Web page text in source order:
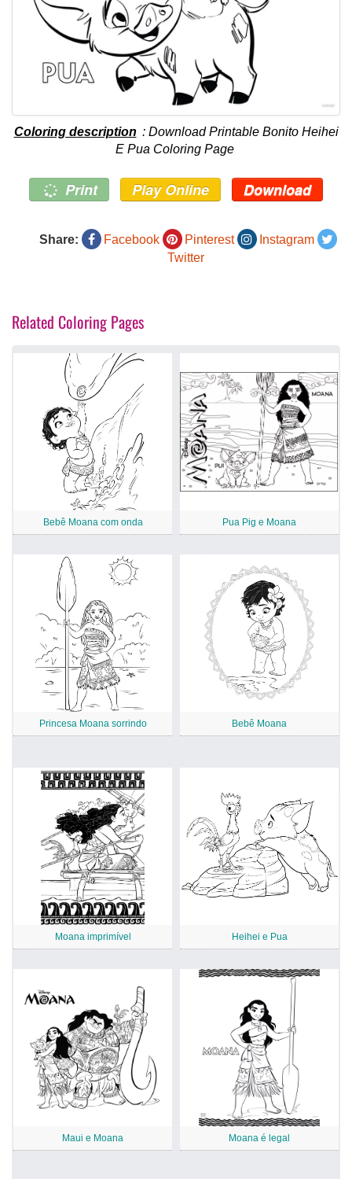
Coloring description : Download Printable Bonito Heihei
E Pua Coloring Page
Print Play Online Download
Share: Facebook Pinterest
Instagram
Twitter
Related Coloring Pages
Bebê Moana com onda Pua Pig e Moana
Princesa Moana sorrindo Bebê Moana
Moana imprimível Heihei e Pua
Maui e Moana Moana é legal